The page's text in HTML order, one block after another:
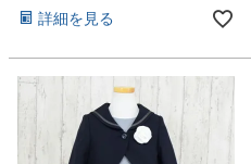
Photography
写真スタジオ APS
詳細を見る